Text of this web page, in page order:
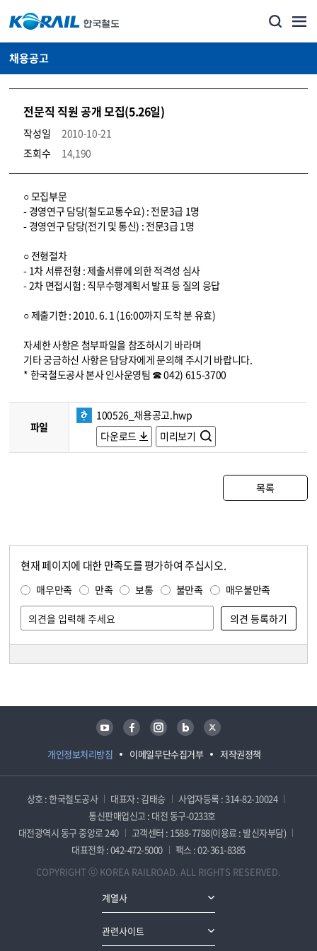
채용공고
전문직 직원 공개 모집(5.26일)
작성일
2010-10-21
조회수
14,190
코레일소개_경영공시_채용공고 상세보기 – 내용, 파일, 담당자 연락처로 구성
○ 모집부문
- 경영연구 담당(철도교통수요) : 전문3급 1명
- 경영연구 담당(전기 및 통신) : 전문3급 1명
○ 전형절차
- 1차 서류전형 : 제출서류에 의한 적격성 심사
- 2차 면접시험 : 직무수행계획서 발표 등 질의 응답
○ 제출기한 : 2010. 6. 1 (16:00까지 도착 분 유효)
자세한 사항은 첨부파일을 참조하시기 바라며
기타 궁금하신 사항은 담당자에게 문의해 주시기 바랍니다.
* 한국철도공사 본사 인사운영팀 ☎ 042) 615-3700
파일
100526_채용공고.hwp
다운로드
미리보기
목록
현재 페이지에 대한 만족도를 평가하여 주십시오.
매우만족 만족 보통 불만족 매우불만족
개인정보처리방침 이메일무단수집거부 저작권정책
유튜브 페이스북 인스타그램 블로그 트위터
상호 : 한국철도공사 대표자 : 김태승
사업자등록 : 314-82-10024
통신판매업신고 : 대전 동구-0233호
대전광역시 동구 중앙로 240
고객센터 : 1588-7788(이용료 : 발신자부담)
대표전화 : 042-472-5000
팩스 : 02-361-8385
COPYRIGHT ⓒ KOREA RAILROAD. ALL RIGHTS RESERVED.
계열사
관련사이트